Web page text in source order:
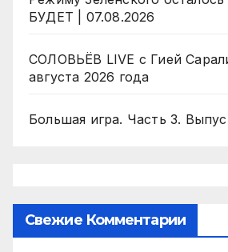
БУДЕТ | 07.08.2026
СОЛОВЬЁВ LIVE с Гией
августа 2026 года
Большая игра. Часть 3.
Свежие Комментарии